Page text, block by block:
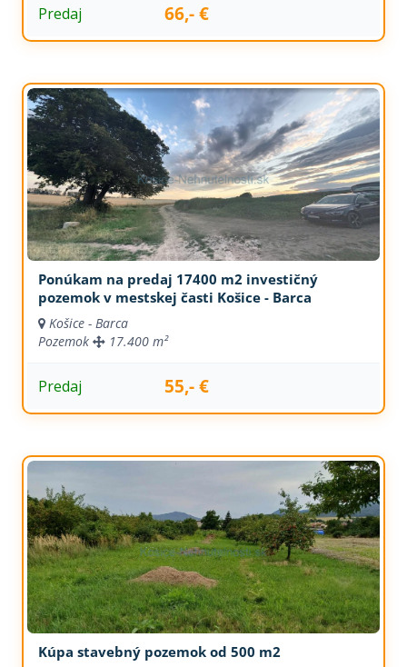
Predaj 66,- €
Ponúkam na predaj 17400 m2 investičný
pozemok v mestskej časti Košice - Barca
Košice - Barca
Pozemok
17.400 m²
Predaj 55,- €
Kúpa stavebný pozemok od 500 m2